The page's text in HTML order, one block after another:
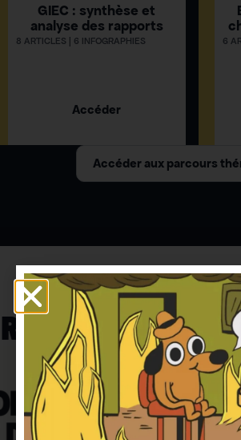
GIEC : synthèse et
analyse des rapports
8 ARTICLES | 6 INFOGRAPHIES
Accéder
6
Accéder aux parcours
À LA UNE